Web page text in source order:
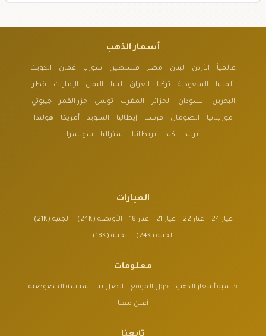
أسعار الذهب
عالمياً الأردن لبنان مصر فلسطين سوريا عُمان الكويت
ألمانيا السعودية تركيا العراق ليبيا اليمن الإمارات قطر
البحرين السودان الجزائر المغرب تونس جزر القمر جيبوتي
موريتانيا الصومال فرنسا إيطاليا السويد أمريكا هولندا
أيرلندا كندا بريطانيا أستراليا سويسرا
العيارات
عيار 24 عيار 22 عيار 21 عيار 18 الأونصة (24K) الجنية (21K)
الجنية (24K) الجنية (18K)
معلومات
حاسبة أسعار الذهب حول الموقع اتصل بنا سياسة الخصوصية
أعلن معنا